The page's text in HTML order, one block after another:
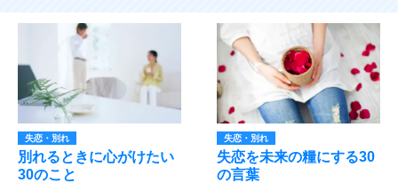
失恋・別れ
別れるときに心がけたい
30のこと
失恋・別れ
失恋を未来の糧にする30
の言葉